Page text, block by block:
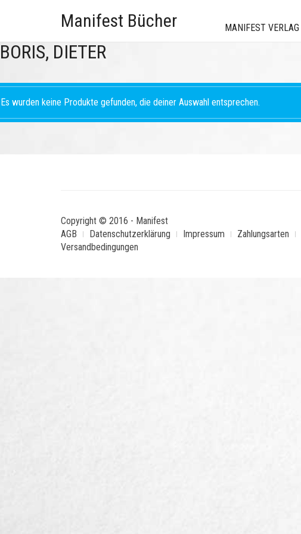
Manifest Bücher MANIFEST VERLAG
BORIS, DIETER
Es wurden keine Produkte gefunden, die deiner Auswahl entsprechen.
Copyright © 2016 - Manifest
AGB
Datenschutzerklärung Impressum Zahlungsarten
Versandbedingungen